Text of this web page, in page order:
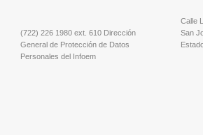
(722) 226 1980 ext. 610 Dirección
General de Protección de Datos
Personales del Infoem
Calle
San